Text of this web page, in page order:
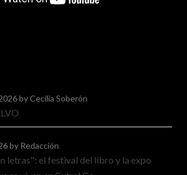
by Cecilia Soberón
by Redacción
letras": el festival del libro y la expo